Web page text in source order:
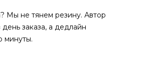
Мы не тянем резину. Автор
заказа, а дедлайн
минуты.